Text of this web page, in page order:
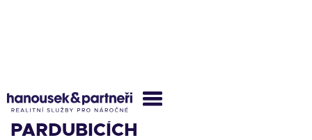
MODERNÍ 2+KK V
PARDUBICÍCH